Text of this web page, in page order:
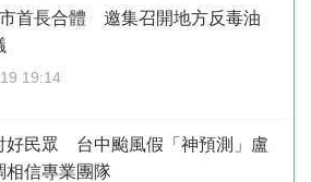
首長合體 邀集召開地方反毒油
19:14
好民眾 台中颱風假「神預測」盧
相信專業團隊